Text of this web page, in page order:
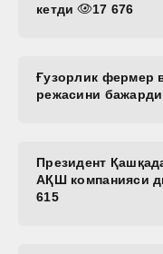
кетди
17 676
Ғузорлик фермер
режасини
Президент
АҚШ компанияси
615